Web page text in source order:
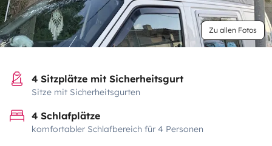
Zu allen Fotos
4 Sitzplätze mit Sicherheitsgurt
Sitze mit Sicherheitsgurten
4 Schlafplätze
komfortabler Schlafbereich für 4 Personen